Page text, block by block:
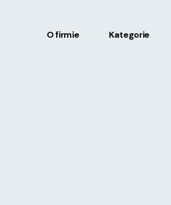
O firmie Kategorie